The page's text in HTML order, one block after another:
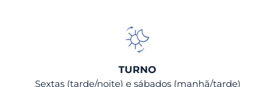
TURNO
Sextas (tarde/noite) e sábados (manhã/tarde)